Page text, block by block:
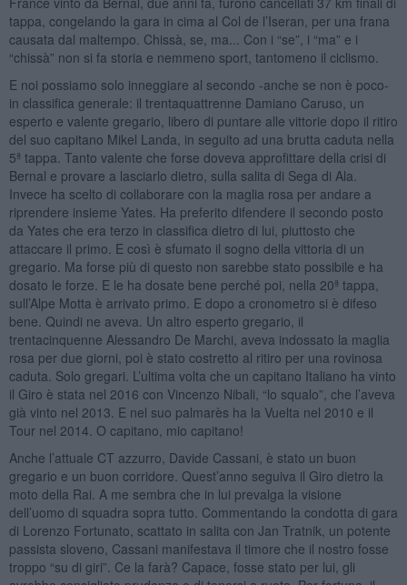
tappa, congelando la gara in cima al Col de l’Iseran, per una frana
causata dal maltempo. Chissà, se, ma... Con i “se”, i “ma” e i
“chissà” non si fa storia e nemmeno sport, tantomeno il ciclismo.
E noi possiamo solo inneggiare al secondo -anche se non è poco-
in classifica generale: il trentaquattrenne Damiano Caruso, un
esperto e valente gregario, libero di puntare alle vittorie dopo il ritiro
del suo capitano Mikel Landa, in seguito ad una brutta caduta nella
5ª tappa. Tanto valente che forse doveva approfittare della crisi di
Bernal e provare a lasciarlo dietro, sulla salita di Sega di Ala.
Invece ha scelto di collaborare con la maglia rosa per andare a
riprendere insieme Yates. Ha preferito difendere il secondo posto
da Yates che era terzo in classifica dietro di lui, piuttosto che
attaccare il primo. E così è sfumato il sogno della vittoria di un
gregario. Ma forse più di questo non sarebbe stato possibile e ha
dosato le forze. E le ha dosate bene perché poi, nella 20ª tappa,
sull’Alpe Motta è arrivato primo. E dopo a cronometro si è difeso
bene. Quindi ne aveva. Un altro esperto gregario, il
trentacinquenne Alessandro De Marchi, aveva indossato la maglia
rosa per due giorni, poi è stato costretto al ritiro per una rovinosa
caduta. Solo gregari. L’ultima volta che un capitano Italiano ha vinto
il Giro è stata nel 2016 con Vincenzo Nibali, “lo squalo”, che l’aveva
già vinto nel 2013. E nel suo palmarès ha la Vuelta nel 2010 e il
Tour nel 2014. O capitano, mio capitano!
Anche l’attuale CT azzurro, Davide Cassani, è stato un buon
gregario e un buon corridore. Quest’anno seguiva il Giro dietro la
moto della Rai. A me sembra che in lui prevalga la visione
dell’uomo di squadra sopra tutto. Commentando la condotta di gara
di Lorenzo Fortunato, scattato in salita con Jan Tratnik, un potente
passista sloveno, Cassani manifestava il timore che il nostro fosse
troppo “su di giri”. Ce la farà? Capace, fosse stato per lui, gli